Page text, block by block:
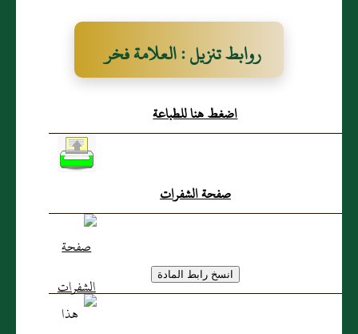
روابط تنزيل : العلامة فخر
الدين ابو عمرو
اضغط هنا للطباعة
صفحة الشفرات